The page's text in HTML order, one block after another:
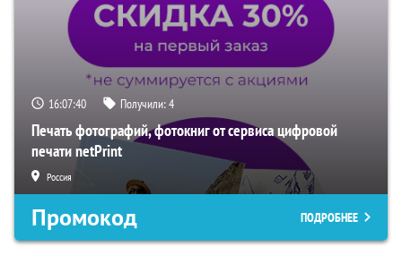
16:07:38 Получили:4
Печать фотографий, фотокниг от сервиса цифровой
печати netPrint
Россия
Промокод ПОДРОБНЕЕ